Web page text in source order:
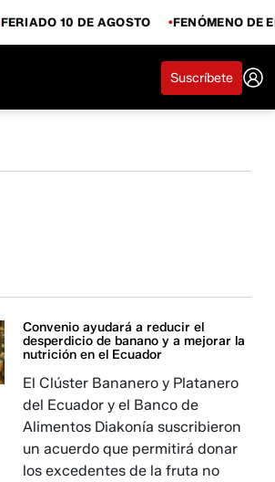
FERIADO 10 DE AGOSTO FENÓMENO DE
Suscríbete
Convenio ayudará a reducir el
desperdicio de banano y a mejorar la
nutrición en el Ecuador
El Clúster Bananero y Platanero
del Ecuador y el Banco de
Alimentos Diakonía suscribieron
un acuerdo que permitirá donar
los excedentes de la fruta no